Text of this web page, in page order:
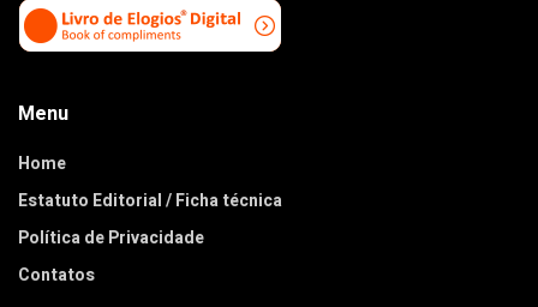
Menu
Home
Estatuto Editorial / Ficha técnica
Política de Privacidade
Contatos